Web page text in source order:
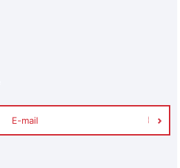
E-mail